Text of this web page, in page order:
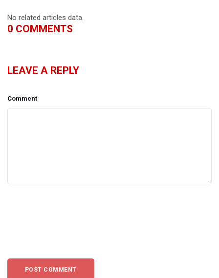
No related articles data.
0 COMMENTS
LEAVE A REPLY
Comment